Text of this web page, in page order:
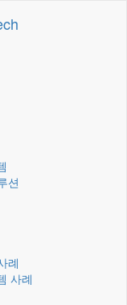
션
례
사례